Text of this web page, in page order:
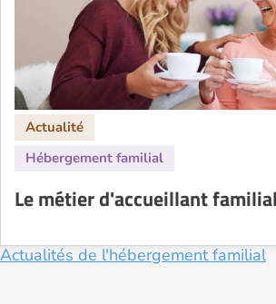
Le métier d'accueillant familial
Actualités de l'hébergement familial